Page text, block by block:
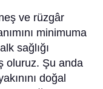
ve rüzgâr
minimuma
sağlığı
oluruz. Şu anda
doğal